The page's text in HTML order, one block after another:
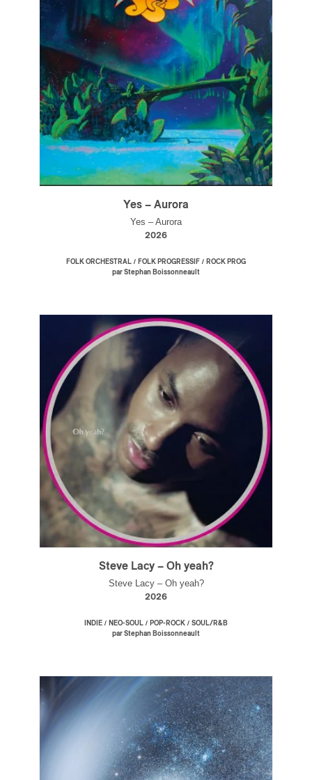
Yes – Aurora
Yes – Aurora
2026
FOLK ORCHESTRAL / FOLK PROGRESSIF / ROCK PROG
par Stephan Boissonneault
Steve Lacy – Oh yeah?
Steve Lacy – Oh yeah?
2026
INDIE / NEO-SOUL / POP-ROCK / SOUL/R&B
par Stephan Boissonneault